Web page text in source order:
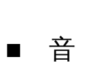
■ 音